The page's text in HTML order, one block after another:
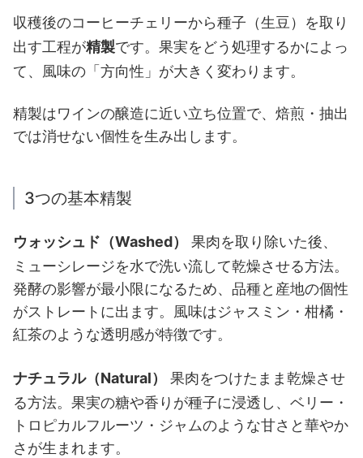
収穫後のコーヒーチェリーから種子（生豆）を取り
出す工程が精製です。果実をどう処理するかによっ
て、風味の「方向性」が大きく変わります。
精製はワインの醸造に近い立ち位置で、焙煎・抽出
では消せない個性を生み出します。
3つの基本精製
ウォッシュド（Washed）
果肉を取り除いた後、
ミューシレージを水で洗い流して乾燥させる方法。
発酵の影響が最小限になるため、品種と産地の個性
がストレートに出ます。風味はジャスミン・柑橘・
紅茶のような透明感が特徴です。
ナチュラル（Natural）
果肉をつけたまま乾燥させ
る方法。果実の糖や香りが種子に浸透し、ベリー・
トロピカルフルーツ・ジャムのような甘さと華やか
さが生まれます。